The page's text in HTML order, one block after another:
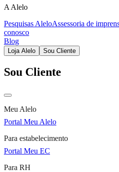
A Alelo
Pesquisas AleloAssessoria de
conosco
Blog
Loja Alelo Sou Cliente
Sou Cliente
Meu Alelo
Portal Meu Alelo
Para estabelecimento
Portal Meu EC
Para RH